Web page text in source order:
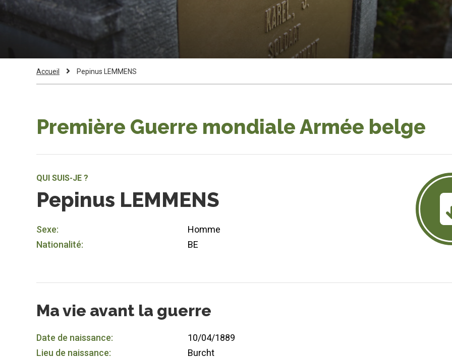
Fil
Accueil
Current
Pepinus LEMMENS
Première Guerre mondiale Armée belge
QUI SUIS-JE ?
Pepinus LEMMENS
Sexe:
Homme
Nationalité:
BE
Ma vie avant la guerre
Date de naissance:
10/04/1889
Lieu de naissance:
Burcht